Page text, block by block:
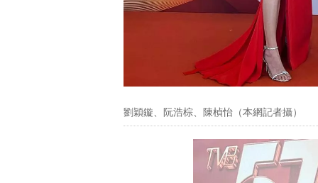
劉穎鏇、阮浩棕、陳楨怡（本網記者攝）